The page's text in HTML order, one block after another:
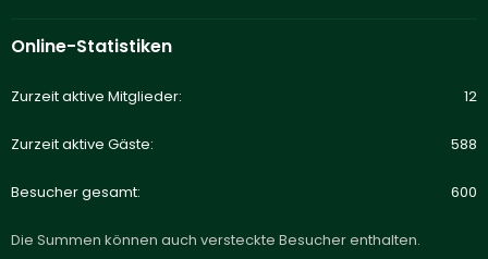
Online-Statistiken
Zurzeit aktive Mitglieder 12
Zurzeit aktive Gäste 588
Besucher gesamt 600
Die Summen können auch versteckte Besucher enthalten.